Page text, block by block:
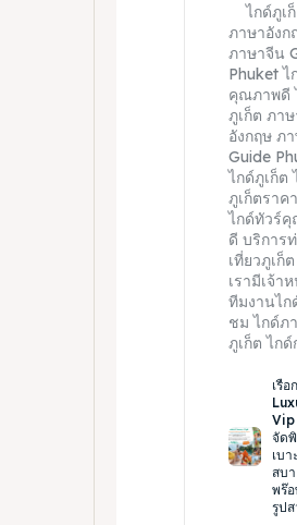
ไกด์ภูเ
ภาษาอังก
ภาษาจีน
Phuket ไ
คุณภาพดี
ภูเก็ต ภา
อังกฤษ ภ
Guide
ไกด์ภูเก็ต
ภูเก็ตราค
ไกด์ทัวร์
ดี บริการ
เที่ยวภูเก็
เรามีเจ้า
ทีมงานไก
ชม ไกด์ภ
ภูเก็ต ไกด์
เรือ
Vip
จัด
เบา
สบ
พร๊
รูป